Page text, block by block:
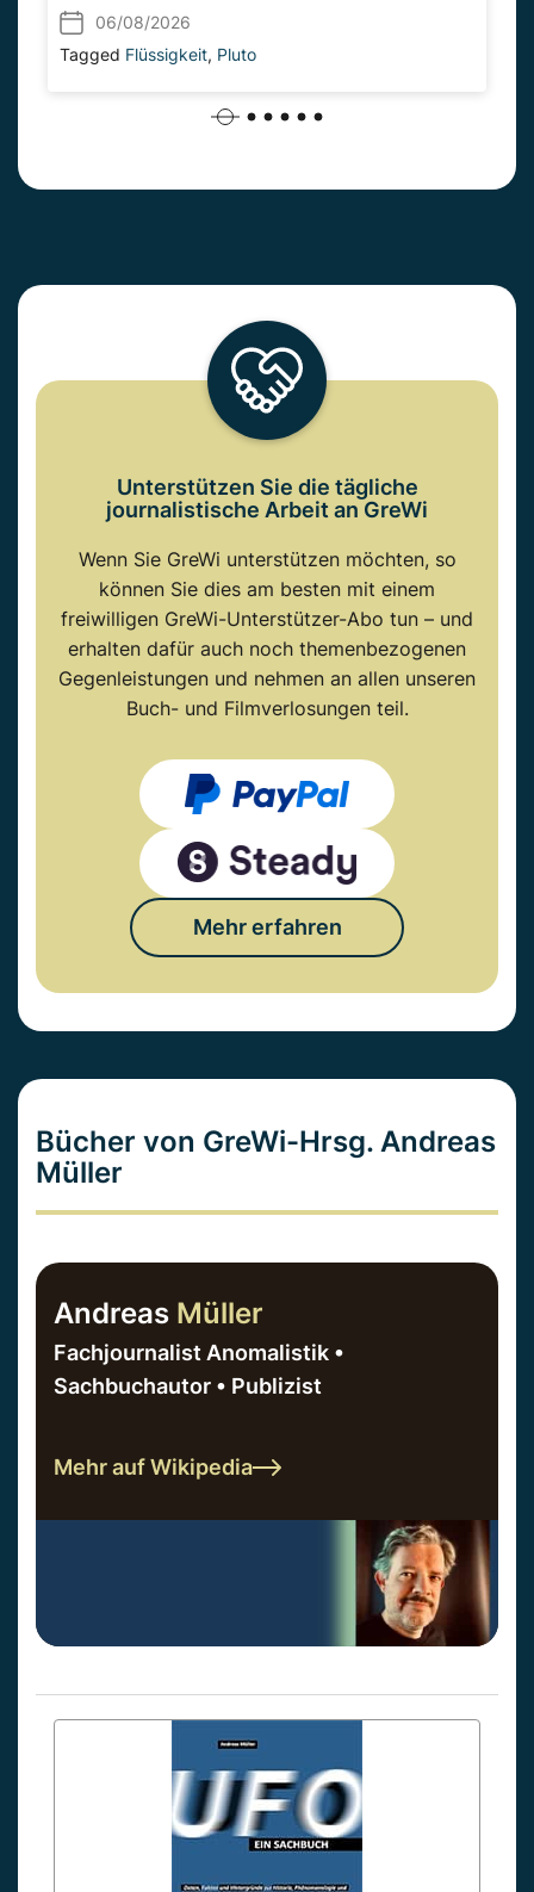
06/08/2026
Tagged Flüssigkeit, Pluto
Unterstützen Sie die tägliche
journalistische Arbeit an GreWi
Wenn Sie GreWi unterstützen möchten, so
können Sie dies am besten mit einem
freiwilligen GreWi-Unterstützer-Abo tun – und
erhalten dafür auch noch themenbezogenen
Gegenleistungen und nehmen an allen unseren
Buch- und Filmverlosungen teil.
Mehr erfahren
Bücher von GreWi-Hrsg. Andreas
Müller
Andreas Müller
Fachjournalist Anomalistik •
Sachbuchautor • Publizist
Mehr auf Wikipedia